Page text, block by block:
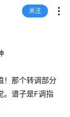
关注
！那个转调部分
。谱子是F调指